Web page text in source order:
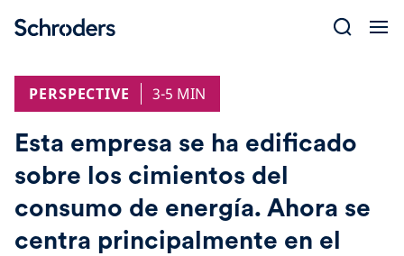
PERSPECTIVE
3-5 MIN
Esta empresa se ha edificado
sobre los cimientos del
consumo de energía. Ahora se
centra principalmente en el